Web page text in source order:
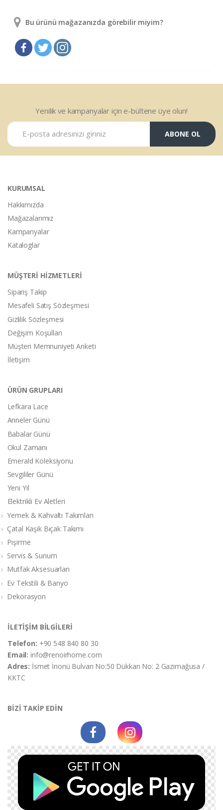
Bu ürünü mağazanızda görebilir miyim?
Yenilik ve kampanyalar için e-bültene üye olun!
ABONE OL
KURUMSAL
Hakkımızda
Mağazalarımız
Kampanyalar
Kataloglar
MÜŞTERİ HİZMETLERİ
Sipariş Takip
Mesafeli Satış Sözleşmesi
Gizlilik Sözleşmesi
Değişim Koşulları
Müşteri Memnuniyeti Anketi
İletişim
ÜRÜN GRUPLARI
Lefkara Lace
Anneler Günü
Babalar Günü
Okul Zamanı
Emerald Koleksiyonu
Sevgililer Günü
Yeni Yıl
Elektrikli Ev Aletleri
Yemek & Kahvaltı Takımları
Çatal Kaşık Bıçak Takımı
Pişirme
Servis & Sunum
Mutfak Aksesuarları
Ev Tekstili & Banyo
Dekorasyon
İLETİŞİM BİLGİLERİ
Telefon: +90 548 840 80 30
Email:info@renoirhome.com
Adres: İsmet İnonü Bulvarı No:50 Dükkan No: 2 Gazimağusa /
KKTC
BİZİ TAKİP EDİN